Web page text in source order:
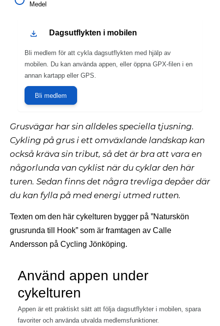
Medel
Dagsutflykten i mobilen
Bli medlem för att cykla dagsutflykten med hjälp av
mobilen. Du kan använda appen, eller öppna GPX-filen i en
annan kartapp eller GPS.
Bli medlem
Grusvägar har sin alldeles speciella tjusning.
Cykling på grus i ett omväxlande landskap kan
också kräva sin tribut, så det är bra att vara en
någorlunda van cyklist när du cyklar den här
turen. Sedan finns det några trevliga depåer där
du kan fylla på med energi utmed rutten.
Texten om den här cykelturen bygger på ”Naturskön
grusrunda till Hook” som är framtagen av Calle
Andersson på Cycling Jönköping.
Använd appen under
cykelturen
Appen är ett praktiskt sätt att följa dagsutflykter i mobilen, spara
favoriter och använda utvalda medlemsfunktioner.